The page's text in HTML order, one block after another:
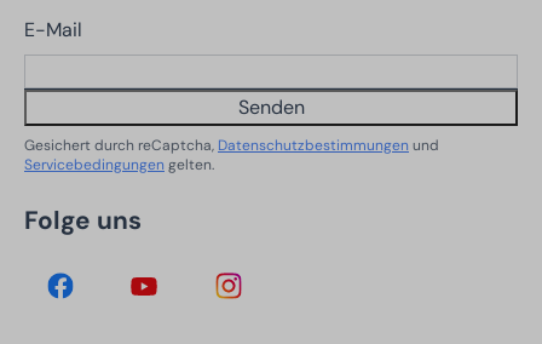
E-Mail
Senden
Gesichert durch reCaptcha, Datenschutzbestimmungen und
Servicebedingungen gelten.
Folge uns